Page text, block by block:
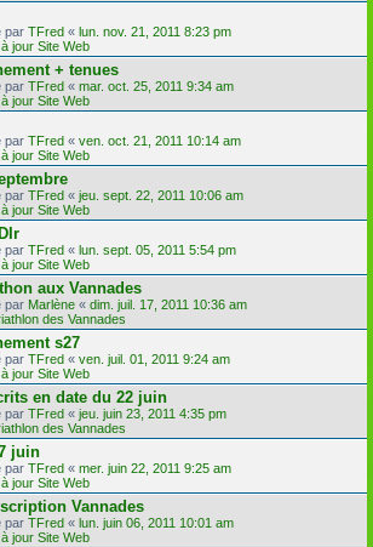
par TFred « lun. nov. 21, 2011 8:23 pm
jour Site Web
+ tenues
par TFred « mar. oct. 25, 2011 9:34 am
jour Site Web
par TFred « ven. oct. 21, 2011 10:14 am
jour Site Web
par TFred « jeu. sept. 22, 2011 10:06 am
jour Site Web
par TFred « lun. sept. 05, 2011 5:54 pm
jour Site Web
aux Vannades
par Marlène « dim. juil. 17, 2011 10:36 am
des Vannades
s27
par TFred « ven. juil. 01, 2011 9:24 am
jour Site Web
en date du 22 juin
par TFred « jeu. juin 23, 2011 4:35 pm
des Vannades
juin
par TFred « mer. juin 22, 2011 9:25 am
jour Site Web
Vannades
par TFred « lun. juin 06, 2011 10:01 am
jour Site Web